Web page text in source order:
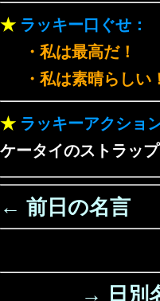
★ ラッキー口ぐせ：
・私は最高だ！
・私は素晴らしい！
★ ラッキーアクショ
ケータイのストラッ
← 前日の名言
→ 日別